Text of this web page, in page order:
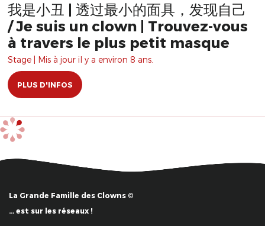
我是小丑 | 透过最小的面具，发现自己
/ Je suis un clown | Trouvez-vous
à travers le plus petit masque
Stage | Mis à jour il y a environ 8 ans.
PLUS D'INFOS
La Grande Famille des Clowns ©
… est sur les réseaux !